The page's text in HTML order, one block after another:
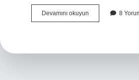
Devamını okuyun
Süpürge
8